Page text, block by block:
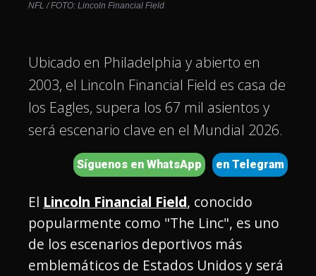
NFL / FOTO: Lincoln Financial Field
Ubicado en Philadelphia y abierto en
2003, el Lincoln Financial Field es casa de
los Eagles, supera los 67 mil asientos y
será escenario clave en el Mundial 2026.
en Telegram
Síguenos en WhatsApp
El Lincoln Financial Field, conocido
popularmente como "The Linc", es uno
de los escenarios deportivos más
emblemáticos de Estados Unidos y será